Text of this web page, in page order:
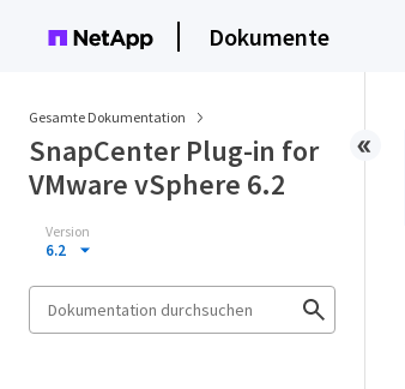
Dokumente
Gesamte Dokumentation
SnapCenter Plug-in for
VMware vSphere 6.2
Version
6.2